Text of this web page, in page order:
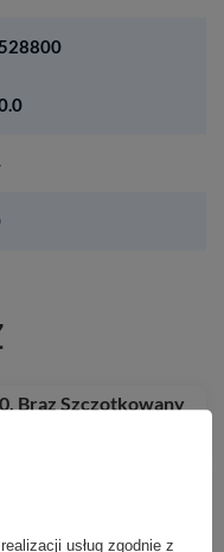
Brąz Szczotkowany
iFrame Element E i
S z deską WC, Chrom
usług zgodnie z